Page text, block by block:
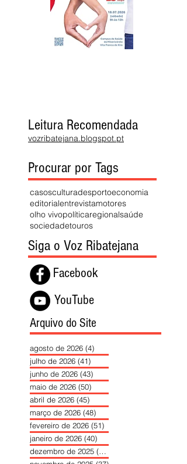
Leitura Recomendada
vozribatejana.blogspot.pt
Procurar por Tags
casosculturadesportoeconomia
editorialentrevistamotores
olho vivopolíticaregionalsaúde
sociedadetouros
Siga o Voz Ribatejana
Facebook
YouTube
Arquivo do Site
agosto de 2026 (4)
julho de 2026 (41)
junho de 2026 (43)
maio de 2026 (50)
abril de 2026 (45)
março de 2026 (48)
fevereiro de 2026 (51)
janeiro de 2026 (40)
dezembro de 2025 (39)